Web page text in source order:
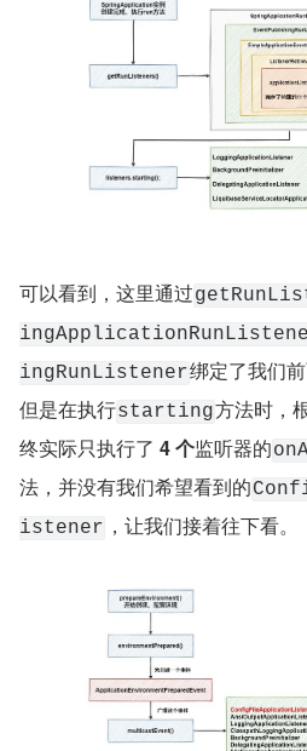
可以看到，这里通过
ingRunListener绑定了我们
但是在执行starting方法时，
终实际只执行了 4 个监听器的
法，并没有我们希望看到的
istener ，让我们接着往下看。